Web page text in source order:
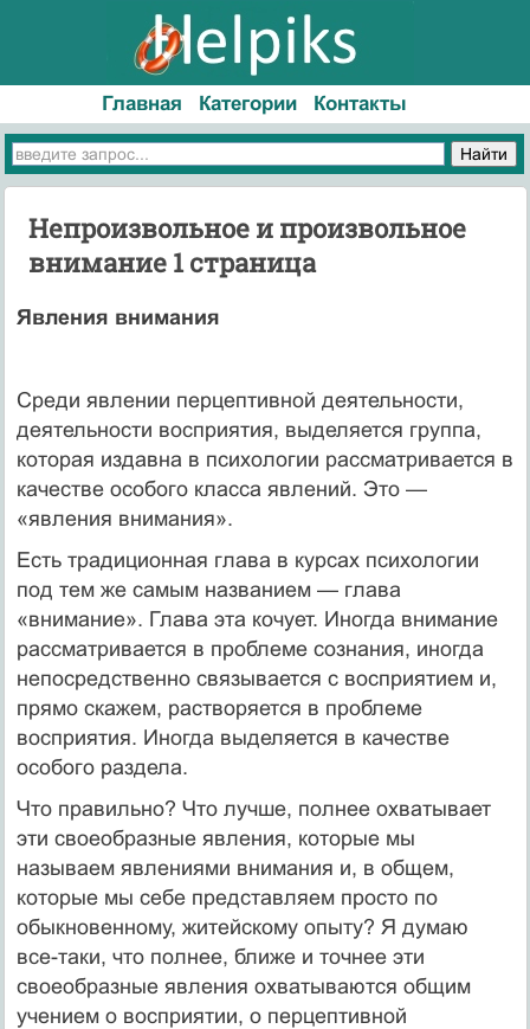
Главная Категории Контакты
Непроизвольное и произвольное
внимание 1 страница
Явления внимания
Среди явлении перцептивной деятельности,
деятельности восприятия, выделяется группа,
которая издавна в психологии рассматривается в
качестве особого класса явлений. Это —
«явления внимания».
Есть традиционная глава в курсах психологии
под тем же самым названием — глава
«внимание». Глава эта кочует. Иногда внимание
рассматривается в проблеме сознания, иногда
непосредственно связывается с восприятием и,
прямо скажем, растворяется в проблеме
восприятия. Иногда выделяется в качестве
особого раздела.
Что правильно? Что лучше, полнее охватывает
эти своеобразные явления, которые мы
называем явлениями внимания и, в общем,
которые мы себе представляем просто по
обыкновенному, житейскому опыту? Я думаю
все-таки, что полнее, ближе и точнее эти
своеобразные явления охватываются общим
учением о восприятии, о перцептивной